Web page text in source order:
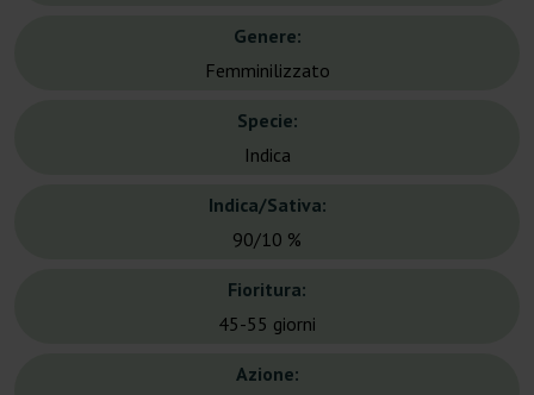
Genere:
Femminilizzato
Specie:
Indica
Indica/Sativa:
90/10 %
Fioritura:
45-55 giorni
Azione: